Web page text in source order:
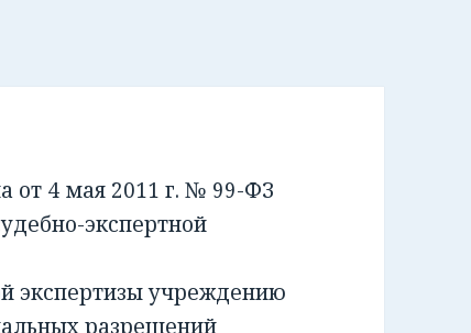
от 4 мая 2011 г. № 99-ФЗ
экспертной
экспертизы учреждению
разрешений